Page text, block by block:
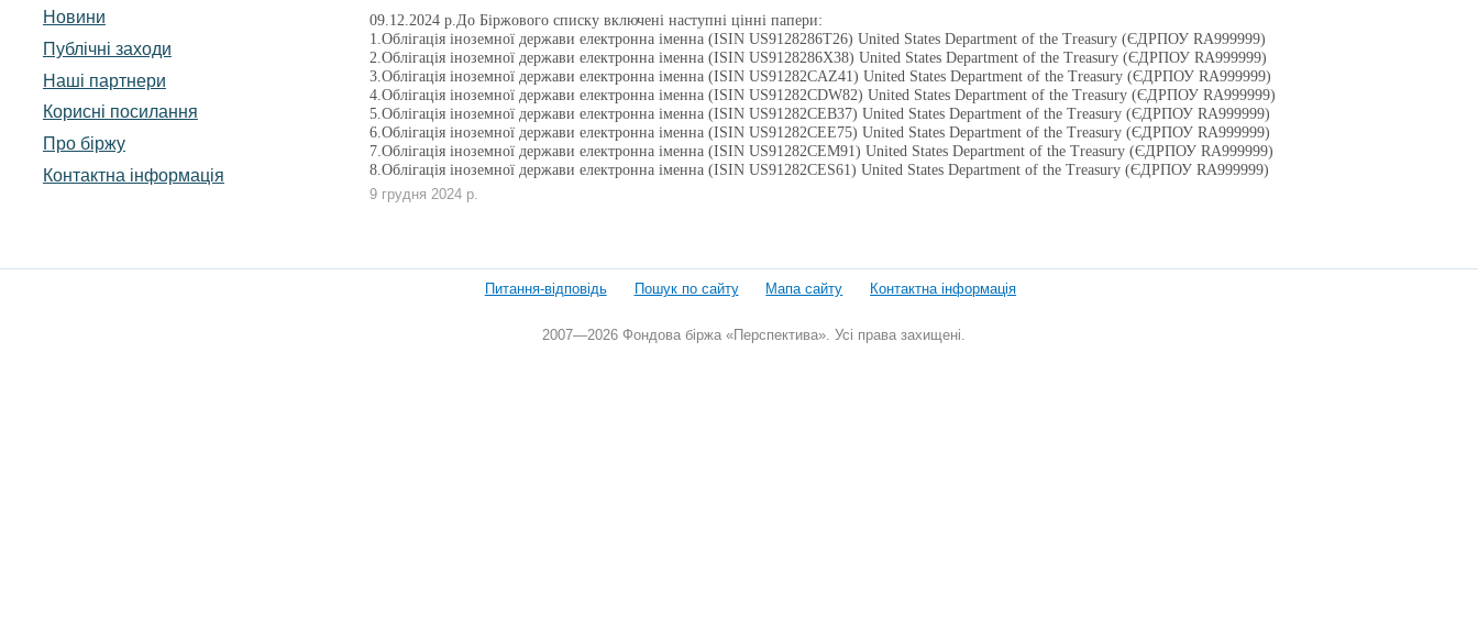
Новини
Публічні заходи
Наші партнери
Корисні посилання
Про біржу
Контактна інформація
09.12.2024 р.До Біржового списку включені наступні цінні папери:
1.Облігація іноземної держави електронна іменна (ISIN US9128286T26) United States Department of the Treasury (ЄДРПОУ RA999999)
2.Облігація іноземної держави електронна іменна (ISIN US9128286X38) United States Department of the Treasury (ЄДРПОУ RA999999)
3.Облігація іноземної держави електронна іменна (ISIN US91282CAZ41) United States Department of the Treasury (ЄДРПОУ RA999999)
4.Облігація іноземної держави електронна іменна (ISIN US91282CDW82) United States Department of the Treasury (ЄДРПОУ RA999999)
5.Облігація іноземної держави електронна іменна (ISIN US91282CEB37) United States Department of the Treasury (ЄДРПОУ RA999999)
6.Облігація іноземної держави електронна іменна (ISIN US91282CEE75) United States Department of the Treasury (ЄДРПОУ RA999999)
7.Облігація іноземної держави електронна іменна (ISIN US91282CEM91) United States Department of the Treasury (ЄДРПОУ RA999999)
8.Облігація іноземної держави електронна іменна (ISIN US91282CES61) United States Department of the Treasury (ЄДРПОУ RA999999)
9 грудня 2024 р.
Питання-відповідь Пошук по сайту Мапа сайту Контактна інформація
2007—2026 Фондова біржа «Перспектива». Усі права захищені.